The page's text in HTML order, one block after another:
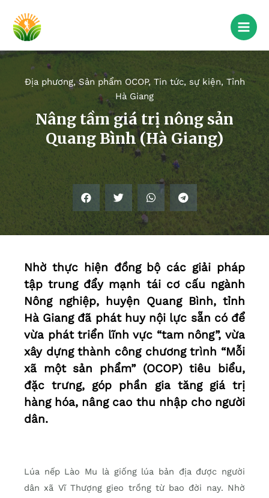
Địa phương,Sản phẩm OCOP, Tin tức, sự kiện, Tỉnh
Hà Giang
Nâng tầm giá trị nông sản
Quang Bình (Hà Giang)
Nhờ thực hiện đồng bộ các giải pháp
tập trung đẩy mạnh tái cơ cấu ngành
Nông nghiệp, huyện Quang Bình, tỉnh
Hà Giang đã phát huy nội lực sẵn có để
vừa phát triển lĩnh vực “tam nông”, vừa
xây dựng thành công chương trình “Mỗi
xã một sản phẩm” (OCOP) tiêu biểu,
đặc trưng, góp phần gia tăng giá trị
hàng hóa, nâng cao thu nhập cho người
dân.
Lúa nếp Lào Mu là giống lúa bản địa được người
dân xã Vĩ Thượng gieo trồng từ bao đời nay. Nhờ